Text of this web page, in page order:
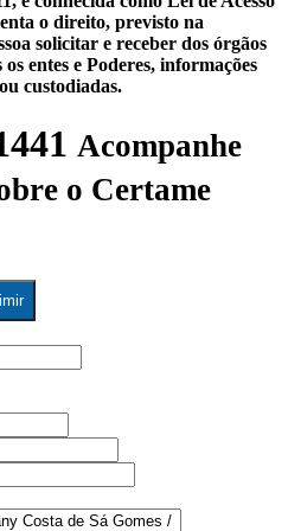
o direito, previsto na
solicitar e receber dos órgãos
entes e Poderes, informações
custodiadas.
Acompanhe
o Certame